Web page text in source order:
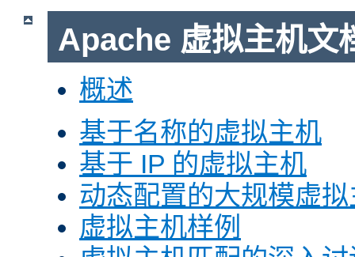
Apache 虚拟主机文
概述
基于名称的虚拟主机
基于 IP 的虚拟主机
动态配置的大规模虚
虚拟主机样例